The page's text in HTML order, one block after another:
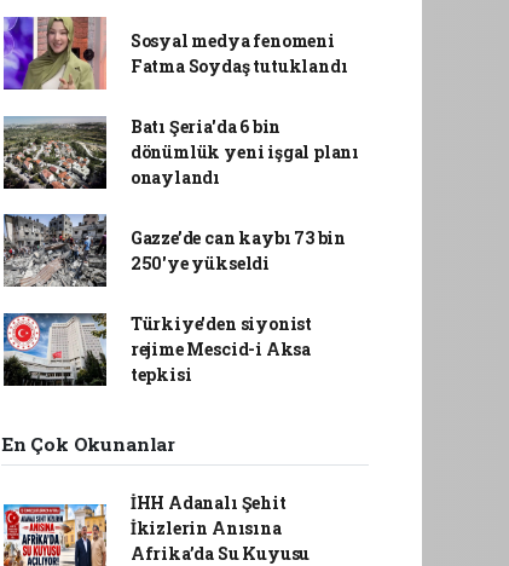
Sosyal medya fenomeni
Fatma Soydaş tutuklandı
Batı Şeria'da 6 bin
dönümlük yeni işgal planı
onaylandı
Gazze’de can kaybı 73 bin
250'ye yükseldi
Türkiye'den siyonist
rejime Mescid-i Aksa
tepkisi
En Çok Okunanlar
İHH Adanalı Şehit
İkizlerin Anısına
Afrika’da Su Kuyusu